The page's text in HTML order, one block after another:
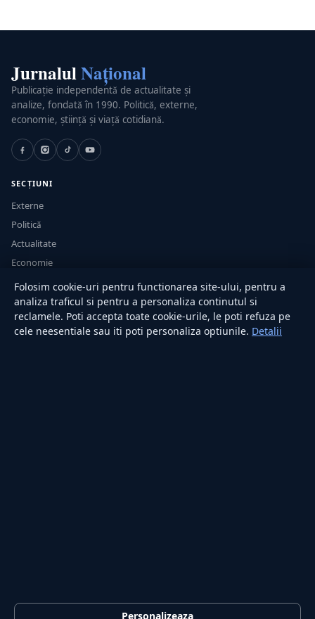
JurnalulNațional
Publicație independentă de actualitate și
analize, fondată în 1990. Politică, externe,
economie, știință și viață cotidiană.
SECȚIUNI
Externe
Politică
Actualitate
Economie
Sănătate
Utile
RUBRICI
Folosim cookie-uri pentru functionarea site-ului, pentru a
analiza traficul si pentru a personaliza continutul si
reclamele. Poti accepta toate cookie-urile, le poti refuza pe
cele neesentiale sau iti poti personaliza optiunile. Detalii
Personalizeaza